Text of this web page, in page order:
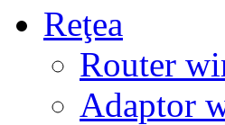
Reţea
Router
Adaptor